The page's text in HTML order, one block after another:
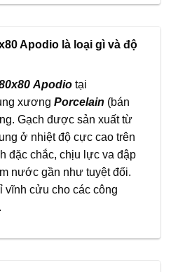
Apodio là loại gì và độ
Apodio tại
xương Porcelain (bán
Gạch được sản xuất từ
ở nhiệt độ cực cao trên
đặc chắc, chịu lực va đập
nước gần như tuyệt đối.
cửu cho các công